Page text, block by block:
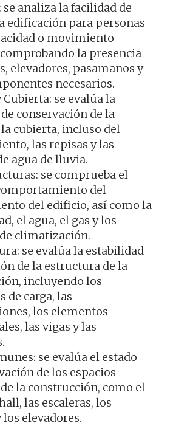
se analiza la facilidad de
edificación para personas
o movimiento
la presencia
elevadores, pasamanos y
necesarios.
Cubierta: se evalúa la
conservación de la
cubierta, incluso del
las repisas y las
agua de lluvia.
se comprueba el
del
del edificio, así como la
el agua, el gas y los
climatización.
se evalúa la estabilidad
de la estructura de la
incluyendo los
de carga, las
los elementos
las vigas y las
se evalúa el estado
de los espacios
la construcción, como el
las escaleras, los
elevadores.